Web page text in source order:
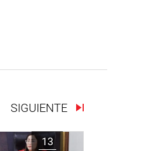
SIGUIENTE
13